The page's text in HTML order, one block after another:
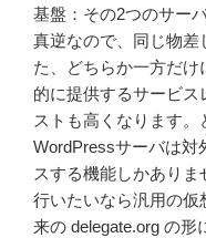
基盤：その2つのサー
真逆なので、同じ物差
た、どちらか一方だ
的に提供するサービス
ストも高くなります。
WordPressサーバは対
スする機能しかあり
行いたいなら汎用の仮
来の delegate.org の